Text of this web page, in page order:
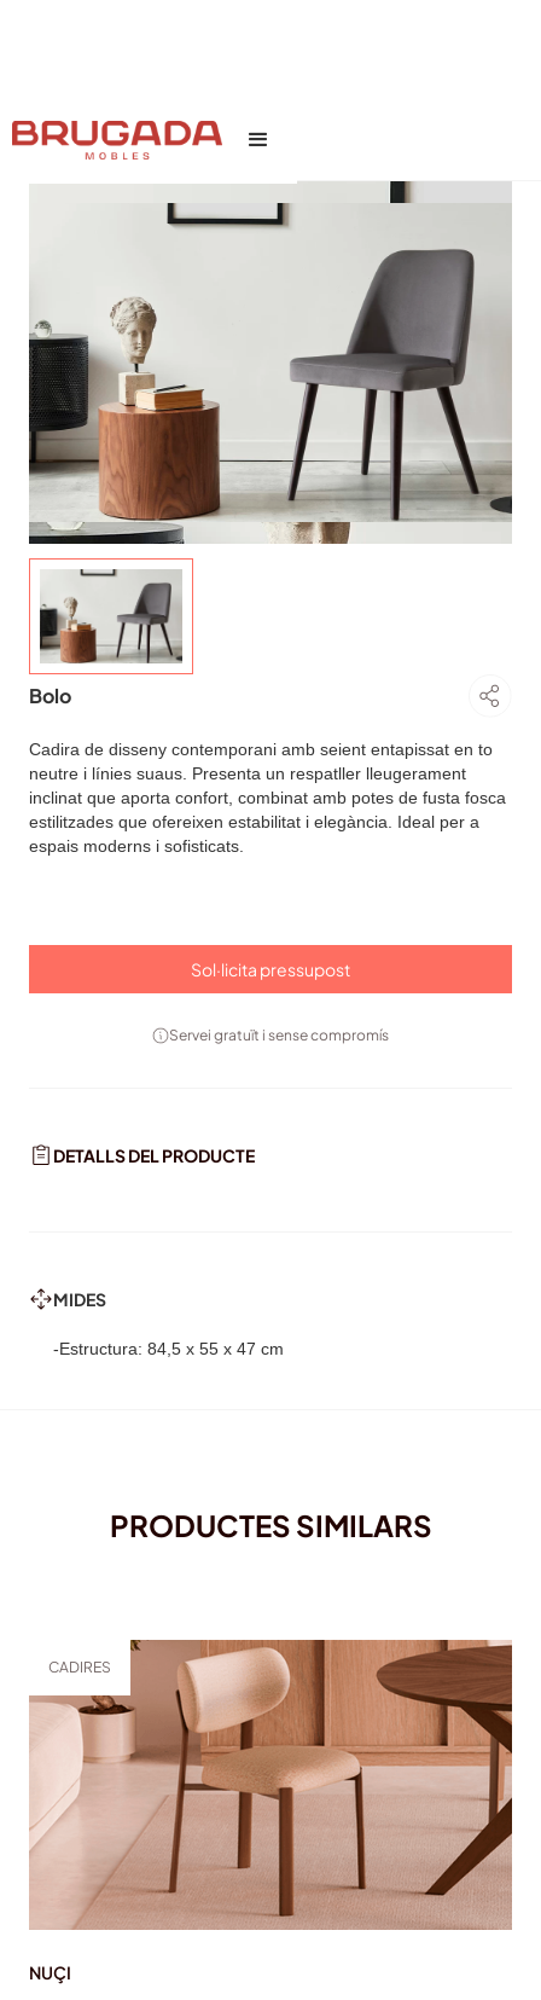
INICI/TEXT LINK/BOLO
Bolo
Cadira de disseny contemporani amb seient entapissat en to
neutre i línies suaus. Presenta un respatller lleugerament
inclinat que aporta confort, combinat amb potes de fusta fosca
estilitzades que ofereixen estabilitat i elegància. Ideal per a
espais moderns i sofisticats.
Sol·licita pressupost
Servei gratuït i sense compromís
DETALLS DEL PRODUCTE
MIDES
-Estructura: 84,5 x 55 x 47 cm
PRODUCTES SIMILARS
NUÇI
CADIRES